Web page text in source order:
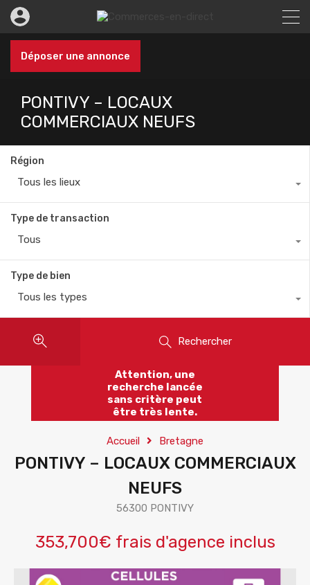
Déposer une annonce
PONTIVY – LOCAUX
COMMERCIAUX NEUFS
Région
Tous les lieux
Type de transaction
Tous
Type de bien
Tous les types
Rechercher
Attention, une
recherche lancée
sans critère peut
être très lente.
Accueil Bretagne
PONTIVY – LOCAUX COMMERCIAUX
NEUFS
56300 PONTIVY
353,700€ frais d'agence inclus